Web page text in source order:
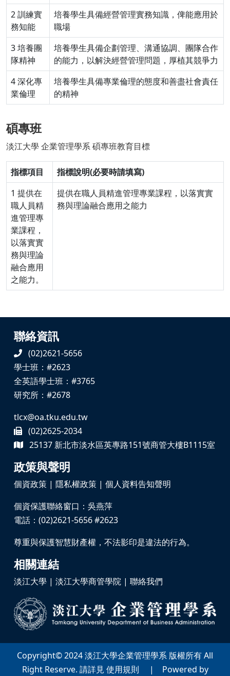
2 訓練實
務知能
培養學生具備經營管理實務知識，俾能應用於
職場
3 培養團
隊精神
培養學生具備企劃管理、溝通協調、團隊合作
的能力，以解決經營管理問題，厚植其競爭力
4 深化專
業倫理
培養學生具備專業倫理的態度和善盡社會責任
的精神
碩專班
淡江大學 企業管理學系 碩專班教育目標
指標項目
指標說明(必要時請填寫)
1 提供在
職人員精
進管理專
業課程，
以落實實
務與理論
融合應用
之能力。
提供在職人員精進管理專業課程，以落實實
務與理論融合應用之能力
聯絡資訊
(02)2621-5656
學士班：#2623
全英語學士班：#3765
研究所：#2678
tlcx@oa.tku.edu.tw
(02)2625-2034
25137 新北市淡水區英專路151號商管大樓B1115室
政策與聲明
個資政策 | 隱私權政策 | 個人資料告知聲明
個資保護聯絡窗口：吳燕萍
電話：(02)2621-5656 #2623
尊重與保護智慧財產權，不法影印是違法的行為。
相關連結
淡江大學 | 淡江大學商管學院 | 聯絡我們
Copyright© 2024 淡江大學企業管理學系 版權所有 All
Right Reserve. 請詳見 使用規則 | Powered by